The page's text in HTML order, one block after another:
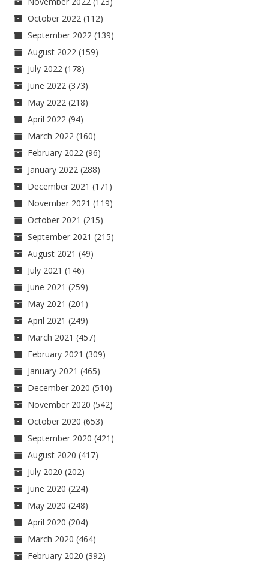
October 2022 (112)
September 2022 (139)
August 2022 (159)
July 2022 (178)
June 2022 (373)
May 2022 (218)
April 2022 (94)
March 2022 (160)
February 2022 (96)
January 2022 (288)
December 2021 (171)
November 2021 (119)
October 2021 (215)
September 2021 (215)
August 2021 (49)
July 2021 (146)
June 2021 (259)
May 2021 (201)
April 2021 (249)
March 2021 (457)
February 2021 (309)
January 2021 (465)
December 2020 (510)
November 2020 (542)
October 2020 (653)
September 2020 (421)
August 2020 (417)
July 2020 (202)
June 2020 (224)
May 2020 (248)
April 2020 (204)
March 2020 (464)
February 2020 (392)